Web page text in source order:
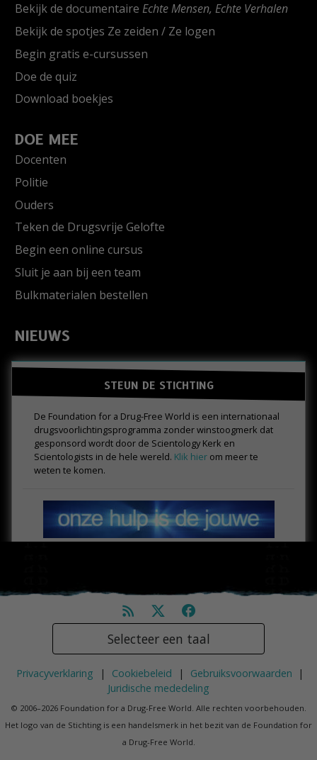
Bekijk de documentaire Echte Mensen, Echte Verhalen
Bekijk de spotjes Ze zeiden / Ze logen
Begin gratis e-cursussen
Doe de quiz
Download boekjes
DOE MEE
Docenten
Politie
Ouders
Teken de Drugsvrije Gelofte
Begin een online cursus
Sluit je aan bij een team
Bulkmaterialen bestellen
NIEUWS
STEUN DE STICHTING
De Foundation for a Drug-Free World is een internationaal
drugs­voorlichtings­programma zonder winstoogmerk dat
gesponsord wordt door de Scientology Kerk en
Scientologists in de hele wereld. Klik hier om meer te
weten te komen.
Selecteer een taal
Privacyverklaring | Cookiebeleid | Gebruiksvoorwaarden
|
Juridische mededeling
© 2006–2026 Foundation for a Drug-Free World. Alle rechten voorbehouden.
Het logo van de Stichting is een handelsmerk in het bezit van de Foundation for
a Drug-Free World.